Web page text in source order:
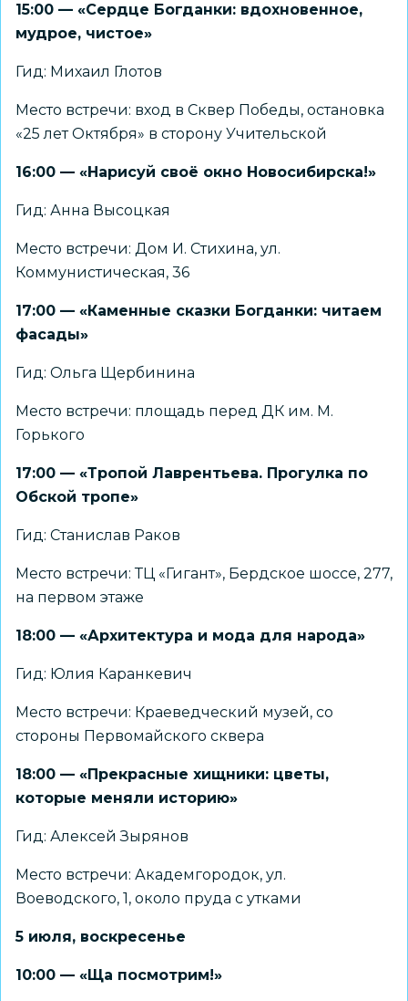
15:00 — «Сердце Богданки: вдохновенное,
мудрое, чистое»
Гид: Михаил Глотов
Место встречи: вход в Сквер Победы, остановка
«25 лет Октября» в сторону Учительской
16:00 — «Нарисуй своё окно Новосибирска!»
Гид: Анна Высоцкая
Место встречи: Дом И. Стихина, ул.
Коммунистическая, 36
17:00 — «Каменные сказки Богданки: читаем
фасады»
Гид: Ольга Щербинина
Место встречи: площадь перед ДК им. М.
Горького
17:00 — «Тропой Лаврентьева. Прогулка по
Обской тропе»
Гид: Станислав Раков
Место встречи: ТЦ «Гигант», Бердское шоссе, 277,
на первом этаже
18:00 — «Архитектура и мода для народа»
Гид: Юлия Каранкевич
Место встречи: Краеведческий музей, со
стороны Первомайского сквера
18:00 — «Прекрасные хищники: цветы,
которые меняли историю»
Гид: Алексей Зырянов
Место встречи: Академгородок, ул.
Воеводского, 1, около пруда с утками
5 июля, воскресенье
10:00 — «Ща посмотрим!»